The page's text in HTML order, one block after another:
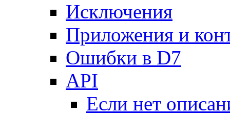
Исключения
Приложения и
Ошибки в D7
API
Если нет